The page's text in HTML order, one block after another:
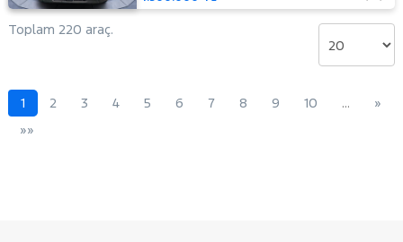
14+1
Minibüs
Tek
440 E
Toplam 220 araç.
1 2 3 4 5 6 7 8 9 10 …
»
»»